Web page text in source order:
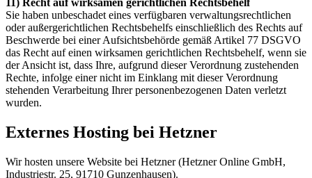
Sie haben unbeschadet eines verfügbaren verwaltungsrechtlichen
oder außergerichtlichen Rechtsbehelfs einschließlich des Rechts auf
Beschwerde bei einer Aufsichtsbehörde gemäß Artikel 77 DSGVO
das Recht auf einen wirksamen gerichtlichen Rechtsbehelf, wenn sie
der Ansicht ist, dass Ihre, aufgrund dieser Verordnung zustehenden
Rechte, infolge einer nicht im Einklang mit dieser Verordnung
stehenden Verarbeitung Ihrer personenbezogenen Daten verletzt
wurden.
Externes Hosting bei Hetzner
Wir hosten unsere Website bei Hetzner (Hetzner Online GmbH,
Industriestr. 25, 91710 Gunzenhausen).